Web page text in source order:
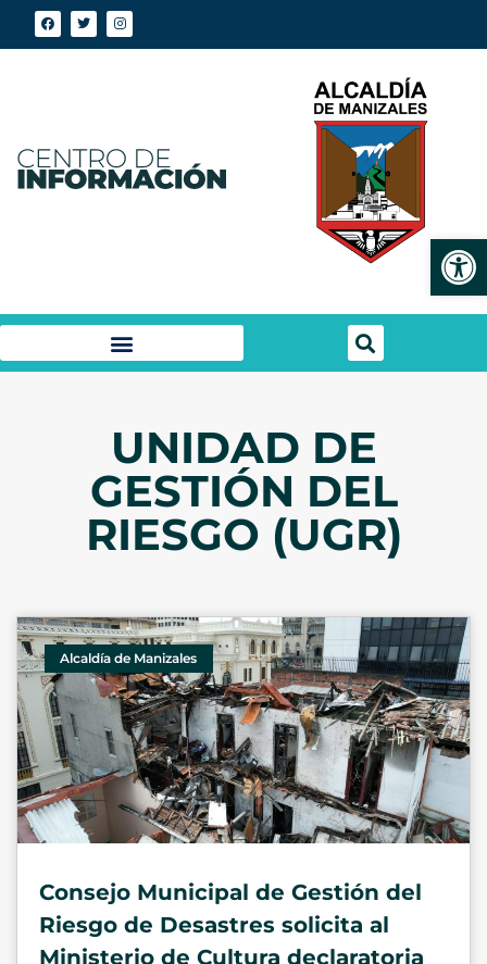
UNIDAD DE
GESTIÓN DEL
RIESGO (UGR)
Alcaldía de Manizales
Consejo Municipal de Gestión del
Riesgo de Desastres solicita al
Ministerio de Cultura declaratoria